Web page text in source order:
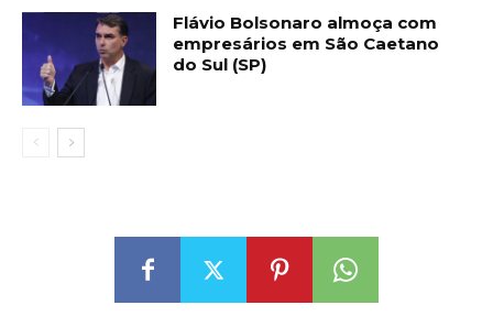
Flávio Bolsonaro almoça com
empresários em São Caetano
do Sul (SP)